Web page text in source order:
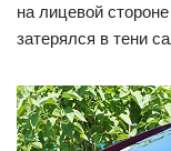
на лицевой
затерялся в тени